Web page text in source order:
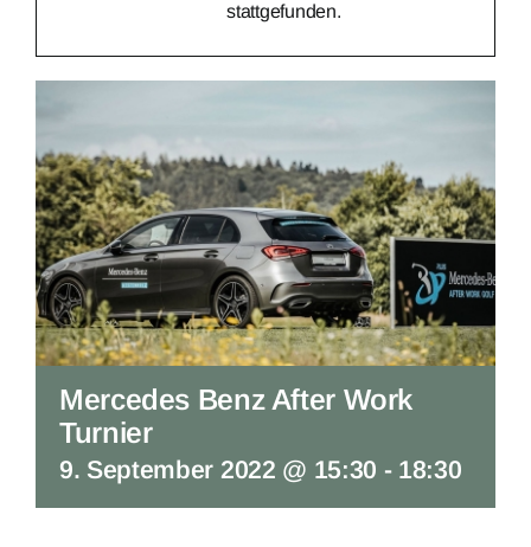
stattgefunden.
Mercedes Benz After Work
Turnier
9. September 2022 @ 15:30 - 18:30